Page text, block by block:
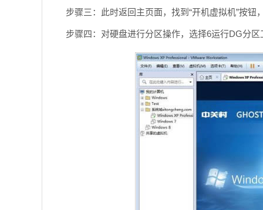
步骤三：此时返回主页面，找到“开机虚拟机”按钮
步骤四：对硬盘进行分区操作，选择6运行DG分区